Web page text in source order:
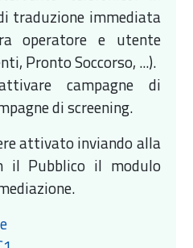
traduzione immediata
operatore e utente
Pronto Soccorso, ...).
campagne di
di screening.
attivato inviando alla
il Pubblico il modulo